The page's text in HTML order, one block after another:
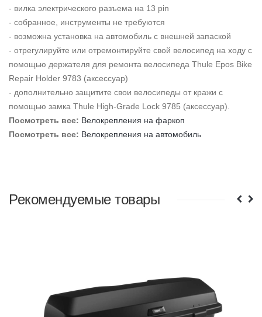
- вилка электрического разъема на 13 pin
- собранное, инструменты не требуются
- возможна установка на автомобиль с внешней запаской
- отрегулируйте или отремонтируйте свой велосипед на ходу с
помощью держателя для ремонта велосипеда Thule Epos Bike
Repair Holder 9783 (аксессуар)
- дополнительно защитите свои велосипеды от кражи с
помощью замка Thule High-Grade Lock 9785 (аксессуар).
Посмотреть все: Велокрепления на фаркоп
Посмотреть все: Велокрепления на автомобиль
Рекомендуемые товары